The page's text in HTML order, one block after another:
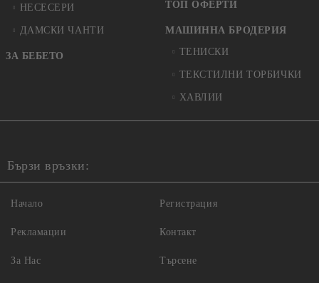
НЕСЕСЕРИ
ДАМСКИ ЧАНТИ
ЗА БЕБЕТО
ТОП ОФЕРТИ
МАШИННА БРОДЕРИЯ
ТЕНИСКИ
ТЕКСТИЛНИ ТОРБИЧКИ
ХАВЛИИ
Бързи връзки:
Начало
Рекламации
За Нас
Регистрация
Контакт
Търсене